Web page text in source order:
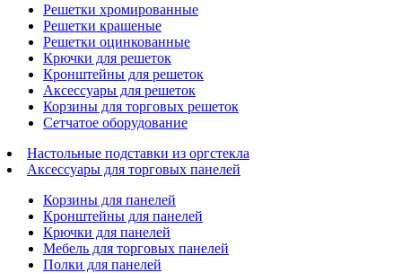
Решетки хромированные
Решетки крашеные
Решетки оцинкованные
Крючки для решеток
Кронштейны для решеток
Аксессуары для решеток
Корзины для торговых решеток
Сетчатое оборудование
Настольные подставки из оргстекла
Аксессуары для торговых панелей
Корзины для панелей
Кронштейны для панелей
Крючки для панелей
Мебель для торговых панелей
Полки для панелей